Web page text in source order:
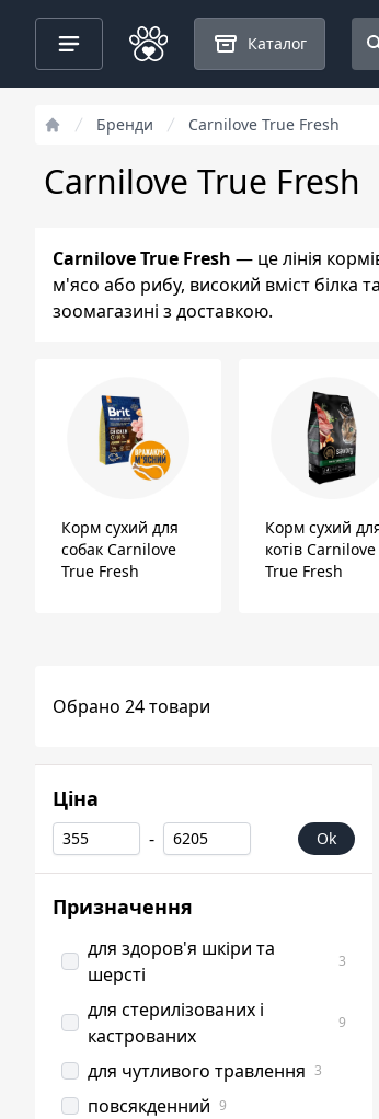
Каталог
Бренди Carnilove True Fresh
Carnilove True Fresh
Carnilove True Fresh — це лінія
м'ясо або рибу, високий вміст білка
зоомагазині з доставкою.
Корм сухий для
собак Carnilove
True Fresh
Корм сухий
котів Carnilove
True Fresh
Обрано 24 товари
Ціна
- Ok
Призначення
для здоров'я шкіри та
шерсті
3
для стерилізованих і
кастрованих
9
для чутливого травлення 3
повсякденний 9